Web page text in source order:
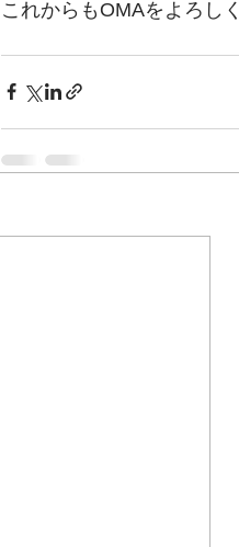
これからもOMAをよろし